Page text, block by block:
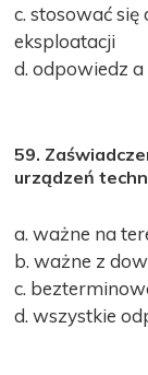
c. stosować
eksploatacji
d. odpowiedz
59.
urządzeń
a. ważne na
b. ważne z
c.
d. wszystkie